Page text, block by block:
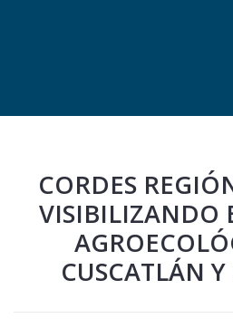
CORDES
VISIBILIZANDO
CUSCATLÁN